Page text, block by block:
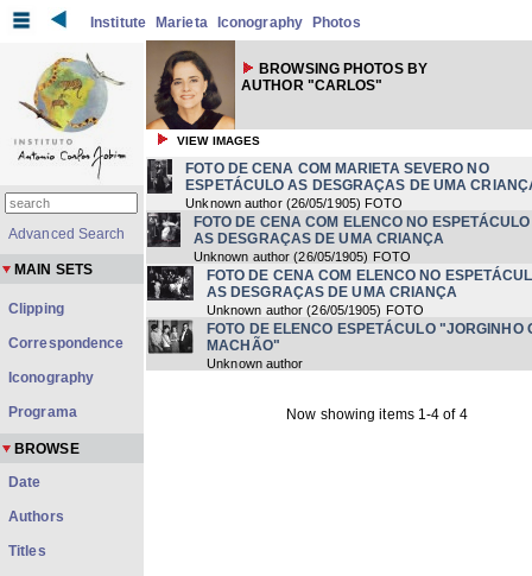
Institute Marieta Iconography Photos
BROWSING PHOTOS BY
AUTHOR "CARLOS"
VIEW IMAGES
FOTO DE CENA COM MARIETA SEVERO NO
ESPETÁCULO AS DESGRAÇAS DE UMA
Unknown author (26/05/1905) FOTO
FOTO DE CENA COM ELENCO NO ESPETÁCULO
AS DESGRAÇAS DE UMA CRIANÇA
Unknown author (26/05/1905) FOTO
FOTO DE CENA COM ELENCO NO
AS DESGRAÇAS DE UMA CRIANÇA
Unknown author (26/05/1905) FOTO
FOTO DE ELENCO ESPETÁCULO "JORGINHO
MACHÃO"
Unknown author
Now showing items 1-4 of 4
Advanced Search
MAIN SETS
Clipping
Correspondence
Iconography
Programa
BROWSE
Date
Authors
Titles